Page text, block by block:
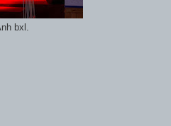
bxl.